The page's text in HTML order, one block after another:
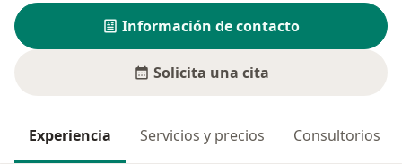
Información de contacto
Solicita una cita
Experiencia Servicios y precios Consultorios